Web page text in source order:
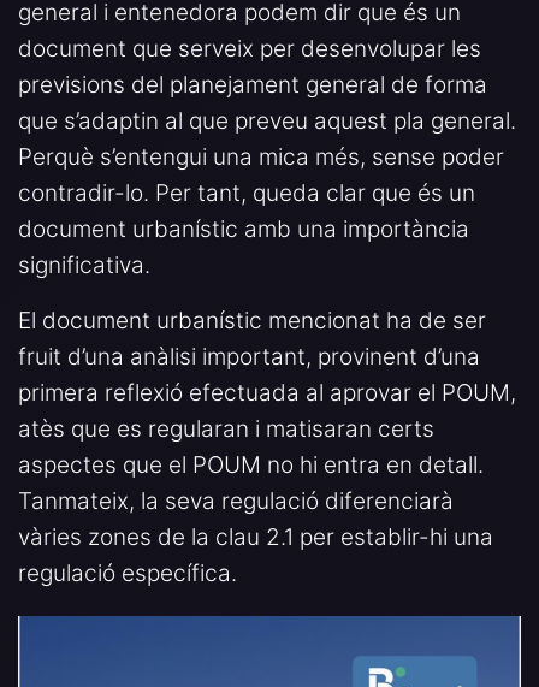
general i entenedora podem dir que és un
document que serveix per desenvolupar les
previsions del planejament general de forma
que s’adaptin al que preveu aquest pla general.
Perquè s’entengui una mica més, sense poder
contradir-lo. Per tant, queda clar que és un
document urbanístic amb una importància
significativa.
El document urbanístic mencionat ha de ser
fruit d’una anàlisi important, provinent d’una
primera reflexió efectuada al aprovar el POUM,
atès que es regularan i matisaran certs
aspectes que el POUM no hi entra en detall.
Tanmateix, la seva regulació diferenciarà
vàries zones de la clau 2.1 per establir-hi una
regulació específica.